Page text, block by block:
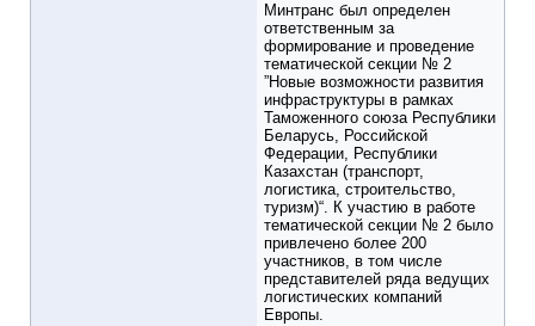
Минтранс был определен
ответственным за
формирование и проведение
тематической секции № 2
”Новые возможности развития
инфраструктуры в рамках
Таможенного союза Республики
Беларусь, Российской
Федерации, Республики
Казахстан (транспорт,
логистика, строительство,
туризм)“. К участию в работе
тематической секции № 2 было
привлечено более 200
участников, в том числе
представителей ряда ведущих
логистических компаний
Европы.